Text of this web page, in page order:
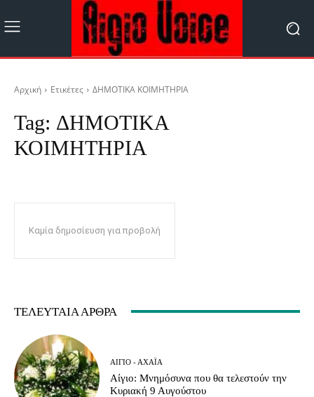
Αρχική Ετικέτες ΔΗΜΟΤΙΚΑ ΚΟΙΜΗΤΗΡΙΑ
Tag: ΔΗΜΟΤΙΚΑ
ΚΟΙΜΗΤΗΡΙΑ
Καμία δημοσίευση για προβολή
ΤΕΛΕΥΤΑΊΑ ΆΡΘΡΑ
ΑΊΓΙΟ - ΑΧΑΪ́Α
Αίγιο: Μνημόσυνα που θα τελεστούν την
Κυριακή 9 Αυγούστου